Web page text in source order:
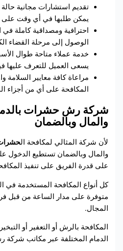
تقديم استشارات مجانية
يمكن طلبها في أي وقت على
احترافية ومصداقية كاملة في
الوصول إلى مرحلة القضاء
خدمة عملاء متاحة طوال
يسعى العميل للتعرف عليها
مراعاة كافة معايير السلامة
المكافحة على أي من أجزاء
شركة رش حشرات
والمال وبالضمان
لأن شركة المثالي لمكافحة الحشرات
والمال وبالضمان تستطيع الدخول
على قدرة الفريق على تنفيذ
كل أنواع المكافحة المستخدمة في
متوفرة على مدار الساعة من
المجال.
المكافحة بالرش أو التعفير أو
الدمام المختلفة عبر مكاتب شركة